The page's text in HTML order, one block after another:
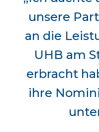
unsere
an die
UHB am
erbracht
ihre